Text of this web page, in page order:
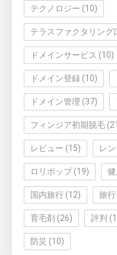
テクノロジー (10)
テラスファクタリング
ドメインサービス (10)
ドメイン登録 (10)
ドメイン管理 (37)
フィンジア初期脱毛
レビュー (15) レ
ロリポップ(19)
国内旅行 (12) 旅行
育毛剤 (26) 評判
防災 (10)